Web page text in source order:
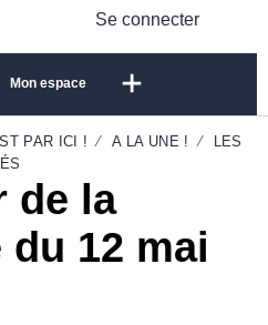
Se connecter
Mon espace
PAR ICI ! A LA UNE !
LES
de la
12 mai